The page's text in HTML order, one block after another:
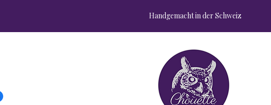
Handgemacht in der Schweiz